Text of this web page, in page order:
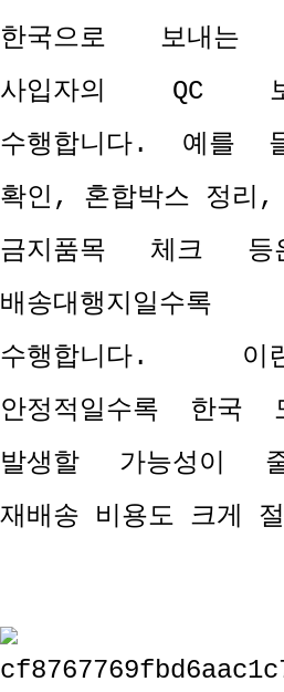
한국으로 보내는
사입자의
QC
수행합니다. 예를
확인 , 혼합박스 정리 ,
금지품목 체크
배송대행지일
수행합니다.
안정적일수록 한국
발생할 가능성이 줄
재배송 비용도 크게